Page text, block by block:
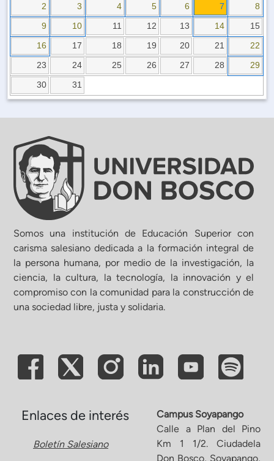
Capacitación Institucional
Estructura organizativa
Académica
Secretaría General
de Gestión Institucional
de Administración y Finanzas
Calidad Académica
Políticas institucionales
Acreditaciones
Publicaciones
2
3 4 5 6 7
8
9
10 11 12 13 14
15
16
17 18 19 20 21
22
23
24 25 26 27 28
29
30
31
Somos una institución de Educación Superior con
carisma salesiano dedicada a la formación integral de
la persona humana, por medio de la investigación, la
ciencia, la cultura, la tecnología, la innovación y el
compromiso con la comunidad para la construcción de
una sociedad libre, justa y solidaria.
Enlaces de interés
Boletín Salesiano
Campus Soyapango
Calle a Plan del Pino
Km 1 1/2. Ciudadela
Don Bosco, Soyapango,